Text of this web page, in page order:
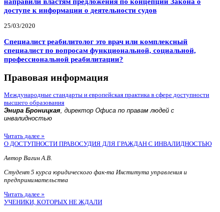
доступе к информации о деятельности судов
25/03/2020
Специалист реабилитолог это врач или комплексный
специалист по вопросам функциональной, социальной,
профессиональной реабилитации?
Правовая информация
Международные стандарты и европейская практика в сфере доступности
высшего образования
Энира Броницкая, директор Офиса по правам людей с
инвалидностью
Читать далее »
О ДОСТУПНОСТИ ПРАВОСУДИЯ ДЛЯ ГРАЖДАН С ИНВАЛИДНОСТЬЮ
Автор Вагин А.В.
Студент 5 курса юридического фак-та Института управления и
предпринимательства
Читать далее »
УЧЕНИКИ, КОТОРЫХ НЕ ЖДАЛИ